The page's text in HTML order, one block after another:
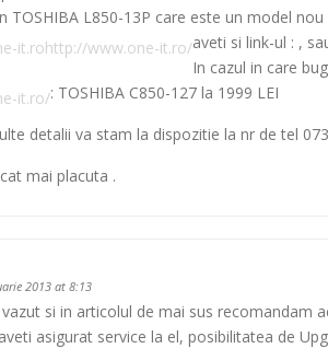
TOSHIBA L850-13P care este un model
aveti si link-ul :
it.ro ,
http://www.one-it.ro/
In cazul in care
: TOSHIBA C850-127 la 1999 LEI
it.ro/
detalii va stam la dispozitie la nr de tel
mai placuta .
2013 at 8:13
si in articolul de mai sus recomandam
asigurat service la el, posibilitatea de